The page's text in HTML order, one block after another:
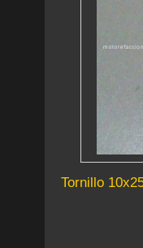
Tornillo